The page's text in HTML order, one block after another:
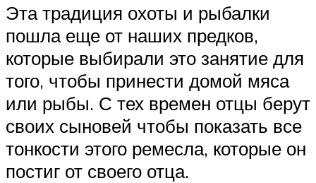
Эта традиция охоты и рыбалки
пошла еще от наших предков,
которые выбирали это занятие для
того, чтобы принести домой мяса
или рыбы. С тех времен отцы берут
своих сыновей чтобы показать все
тонкости этого ремесла, которые он
постиг от своего отца.